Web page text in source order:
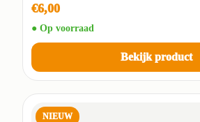
€6,00
● Op voorraad
Bekijk product
NIEUW